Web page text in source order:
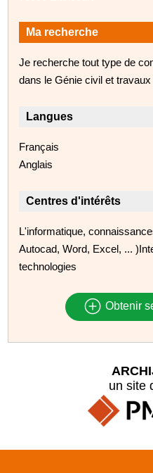
Ma recherche
Je recherche tout type de
dans le Génie civil et
Langues
Français
Anglais
Centres d'intérêts
L'informatique,
Autocad, Word, Excel, ...
technologies
Obtenir
un site